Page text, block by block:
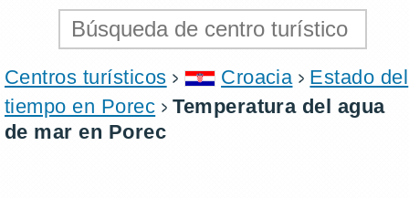
Centros turísticos Croacia
Estado del
tiempo en Porec
Temperatura del agua
de mar en Porec